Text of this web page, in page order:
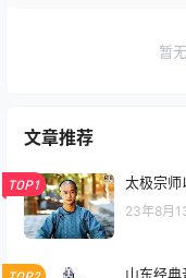
暂
文章推荐
TOP1 太极宗师
23年8月
山东经典